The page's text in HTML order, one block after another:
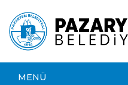
MENÜ